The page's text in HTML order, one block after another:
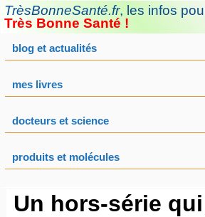
Aller
au
TrèsBonneSanté.fr, les infos
Très Bonne Santé !
blog et actualités
mes livres
docteurs et science
produits et molécules
Un hors-série